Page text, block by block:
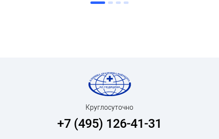
Круглосуточно
+7 (495) 126-41-31